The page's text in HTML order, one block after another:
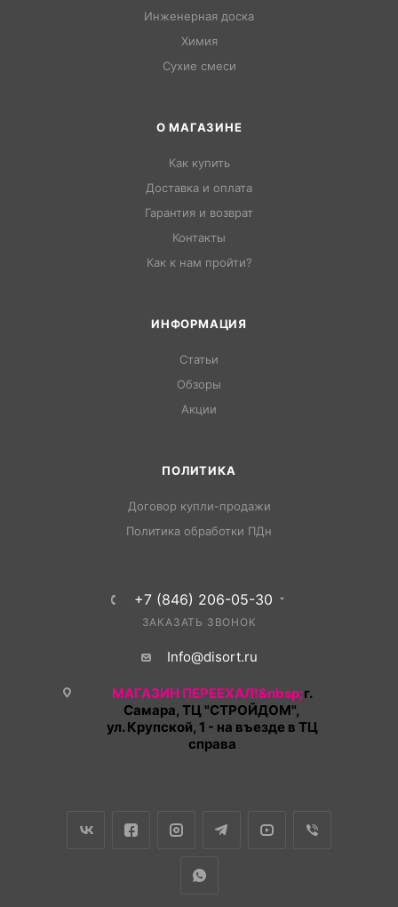
Инженерная доска
Химия
Сухие смеси
О МАГАЗИНЕ
Как купить
Доставка и оплата
Гарантия и возврат
Контакты
Как к нам пройти?
ИНФОРМАЦИЯ
Статьи
Обзоры
Акции
ПОЛИТИКА
Договор купли-продажи
Политика обработки ПДн
+7 (846) 206-05-30
ЗАКАЗАТЬ ЗВОНОК
Info@disort.ru
МАГАЗИН ПЕРЕЕХАЛ!&nbsp;г.
Самара, ТЦ "СТРОЙДОМ",
ул. Крупской, 1 - на въезде в ТЦ
справа